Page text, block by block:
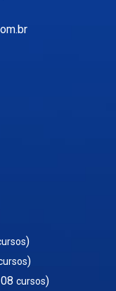
)
)
cursos)